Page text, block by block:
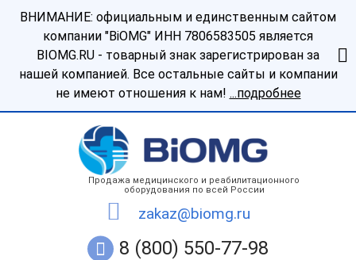
ВНИМАНИЕ: официальным и единственным сайтом
компании "BiOMG" ИНН 7806583505 является
BIOMG.RU - товарный знак зарегистрирован за
нашей компанией. Все остальные сайты и компании
не имеют отношения к нам! ...подробнее
Продажа медицинского и реабилитационного
оборудования по всей России
zakaz@biomg.ru
8 (800) 550-77-98